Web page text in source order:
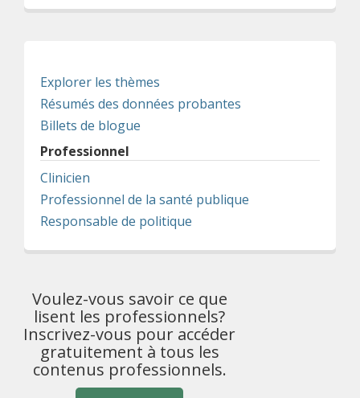
Explorer les thèmes
Résumés des données probantes
Billets de blogue
Professionnel
Clinicien
Professionnel de la santé publique
Responsable de politique
Voulez-vous savoir ce que
lisent les professionnels?
Inscrivez-vous pour accéder
gratuitement à tous les
contenus professionnels.